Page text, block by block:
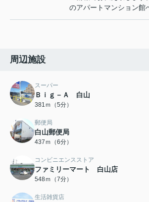
のアパートマンション館
周辺施設
スーパー
Ｂｉｇ－Ａ 白山
381ｍ（5分）
郵便局
白山郵便局
437ｍ（6分）
コンビニエンスストア
ファミリーマート 白山店
548ｍ（7分）
生活雑貨店